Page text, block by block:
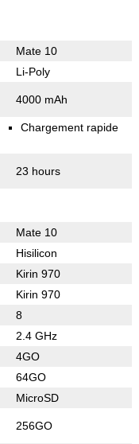
Mate 10
Li-Poly
4000 mAh
Chargement rapide
23 hours
Mate 10
Hisilicon
Kirin 970
Kirin 970
8
2.4 GHz
4GO
64GO
MicroSD
256GO